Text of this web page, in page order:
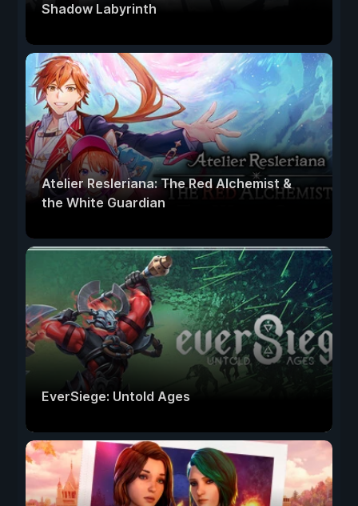
Shadow Labyrinth
Atelier Resleriana: The Red Alchemist &
the White Guardian
EverSiege: Untold Ages